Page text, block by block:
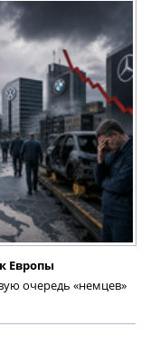
Европы
очередь «немцев»